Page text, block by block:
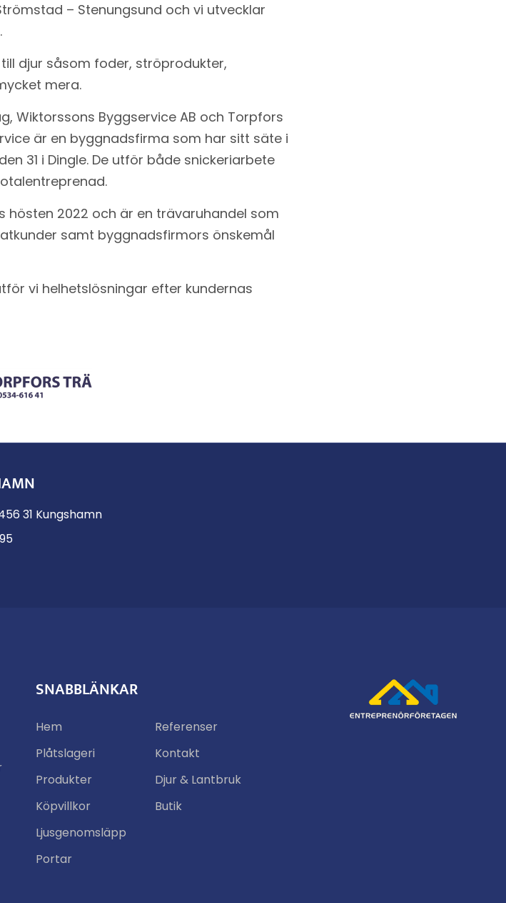
– Stenungsund och vi utvecklar
djur såsom foder, ströprodukter,
mera.
Wiktorssons Byggservice AB och Torpfors
är en byggnadsfirma som har sitt säte i
31 i Dingle. De utför både snickeriarbete
2022 och är en trävaruhandel som
samt byggnadsfirmors önskemål
vi helhetslösningar efter kundernas
31 Kungshamn
SNABBLÄNKAR
Hem
Referenser
Plåtslageri
Kontakt
Produkter
Djur & Lantbruk
Köpvillkor
Butik
Ljusgenomsläpp
Portar